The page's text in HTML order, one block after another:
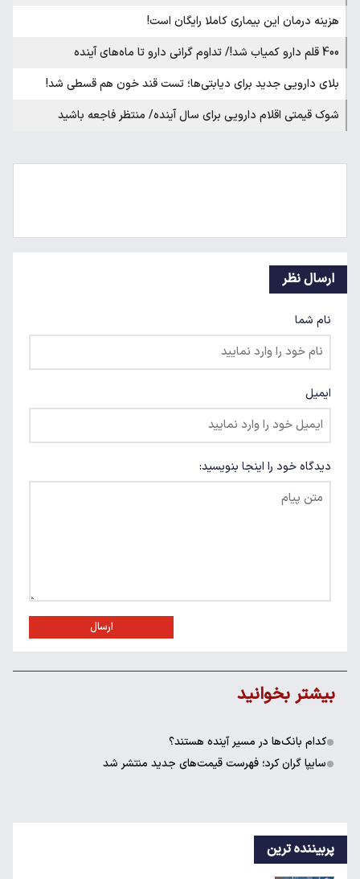
هزینه درمان این بیماری کاملا رایگان است!
400 قلم دارو کمیاب شد!/ تداوم گرانی دارو تا ماه‌های آینده
بلای دارویی جدید برای دیابتی‌ها؛ تست قند خون هم قسطی شد!
شوک قیمتی اقلام دارویی برای سال آینده/ منتظر فاجعه باشید
ارسال نظر
نام شما
ایمیل
دیدگاه خود را اینجا بنویسید:
ارسال
بیشتر بخوانید
کدام بانک‌ها در مسیر آینده هستند؟
سایپا گران کرد؛ فهرست قیمت‌های جدید منتشر شد
پربیننده ترین